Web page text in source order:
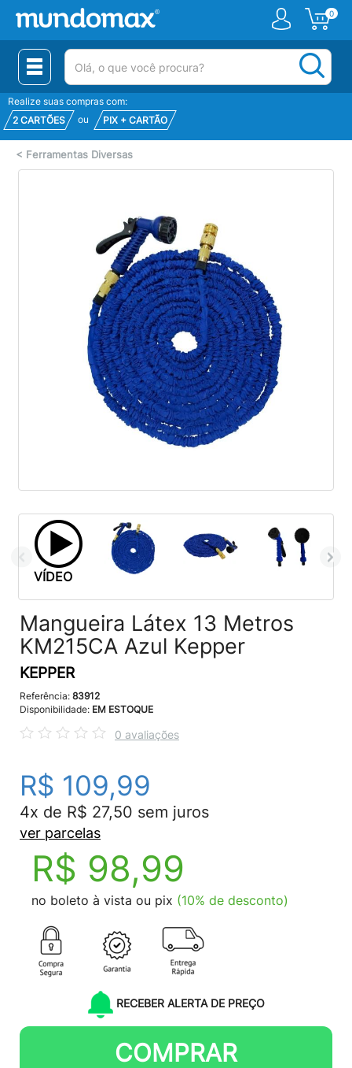
0
(pesquisar)
Realize suas compras com:
2 CARTÕES
ou PIX + CARTÃO
< Ferramentas Diversas
VÍDEO
Mangueira Látex 13 Metros
KM215CA Azul Kepper
KEPPER
Referência: 83912
Disponibilidade: EM ESTOQUE
0 avaliações
R$ 109,99
4x de R$ 27,50 sem juros
ver parcelas
R$ 98,99
no boleto à vista ou pix (10% de desconto)
RECEBER ALERTA DE PREÇO
COMPRAR